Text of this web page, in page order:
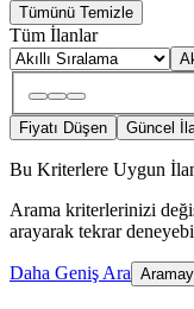
Tümünü Temizle
Tüm İlanlar
Fiyatı Düşen Güncel
Bu Kriterlere Uygun
Arama kriterlerinizi
arayarak tekrar
Daha Geniş Ara